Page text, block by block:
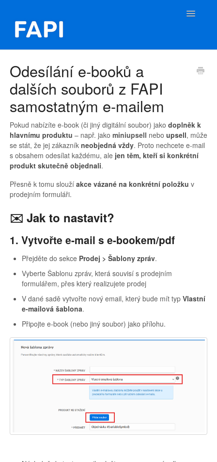
Toggle
Kontakt
Odesílání e-booků a
dalších souborů z FAPI
samostatným e-mailem
Pokud nabízíte e-book (či jiný digitální soubor) jako doplněk k
hlavnímu produktu – např. jako miniupsell nebo upsell, může
se stát, že jej zákazník neobjedná vždy. Proto nechcete e-mail
s obsahem odesílat každému, ale jen těm, kteří si konkrétní
produkt skutečně objednali.
Přesně k tomu slouží akce vázané na konkrétní položku v
prodejním formuláři.
✉️ Jak to nastavit?
1. Vytvořte e-mail s e-bookem/pdf
Přejděte do sekce Prodej > Šablony zpráv.
Vyberte Šablonu zpráv, která souvisí s prodejním
formulářem, přes který realizujete prodej
V dané sadě vytvořte nový email, který bude mít typ Vlastní
e-mailová šablona.
Připojte e-book (nebo jiný soubor) jako přílohu.